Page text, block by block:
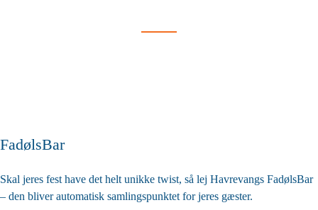
FadølsBar
Skal jeres fest have det helt unikke twist, så lej Havrevangs FadølsBar
– den bliver automatisk samlingspunktet for jeres gæster.